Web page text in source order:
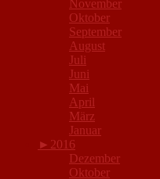
November
Oktober
September
August
Juli
Juni
Mai
April
März
Januar
► 2016
Dezember
Oktober